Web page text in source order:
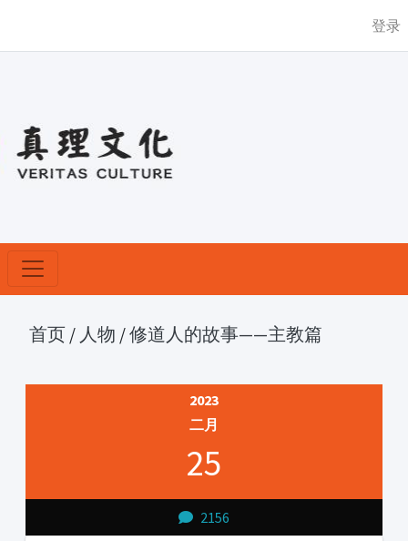
登录
首页 / 人物 /修道人的故事——主教篇
2023
二月
25
2156